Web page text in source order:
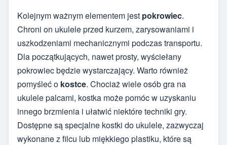
Kolejnym ważnym elementem jest pokrowiec.
Chroni on ukulele przed kurzem, zarysowaniami i
uszkodzeniami mechanicznymi podczas transportu.
Dla początkujących, nawet prosty, wyściełany
pokrowiec będzie wystarczający. Warto również
pomyśleć o kostce. Chociaż wiele osób gra na
ukulele palcami, kostka może pomóc w uzyskaniu
innego brzmienia i ułatwić niektóre techniki gry.
Dostępne są specjalne kostki do ukulele, zazwyczaj
wykonane z filcu lub miękkiego plastiku, które są